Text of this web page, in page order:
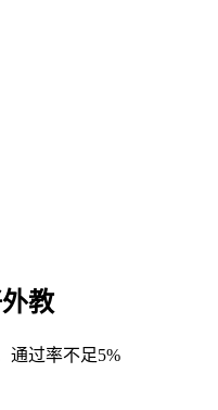
教
通过率不足5%